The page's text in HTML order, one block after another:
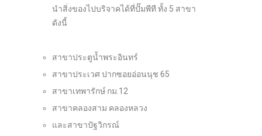
นำสิ่งของไปบริจาคได้ที่ปั๊มพีที ทั้ง 5 สาขา
ดังนี้
สาขาประตูน้ำพระอินทร์
สาขาประเวศ ปากซอยอ่อนนุช 65
สาขาเทพารักษ์ กม.12
สาขาคลองสาม คลองหลวง
และสาขาปัฐวิกรณ์